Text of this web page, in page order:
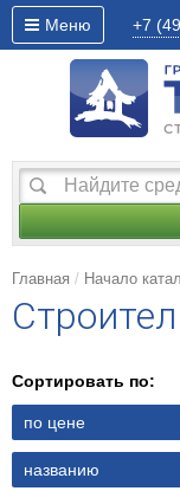
Меню +7
Главная Начало
Сортировать по:
по цене
названию